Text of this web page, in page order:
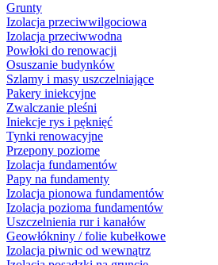
Grunty
Izolacja przeciwwilgociowa
Izolacja przeciwwodna
Powłoki do renowacji
Osuszanie budynków
Szlamy i masy uszczelniające
Pakery iniekcyjne
Zwalczanie pleśni
Iniekcje rys i pęknięć
Tynki renowacyjne
Przepony poziome
Izolacja fundamentów
Papy na fundamenty
Izolacja pionowa fundamentów
Izolacja pozioma fundamentów
Uszczelnienia rur i kanałów
Geowłókniny / folie kubełkowe
Izolacja piwnic od wewnątrz